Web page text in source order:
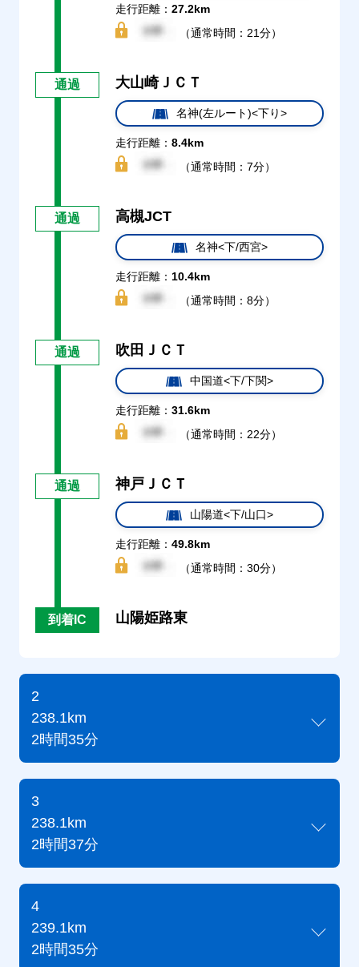
走行距離： 27.2km
（通常時間：21分）
通過 大山崎ＪＣＴ
名神(左ルート)<下り>
走行距離： 8.4km
（通常時間：7分）
通過 高槻JCT
名神<下/西宮>
走行距離： 10.4km
（通常時間：8分）
通過 吹田ＪＣＴ
中国道<下/下関>
走行距離： 31.6km
（通常時間：22分）
通過 神戸ＪＣＴ
山陽道<下/山口>
走行距離： 49.8km
（通常時間：30分）
到着IC 山陽姫路東
2
238.1km
2時間35分
3
238.1km
2時間37分
4
239.1km
2時間35分